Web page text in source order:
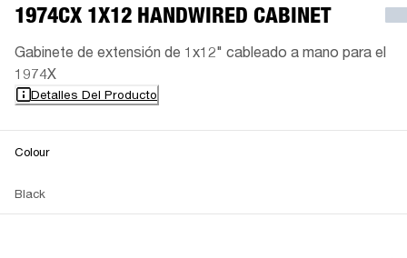
1974CX 1X12 HANDWIRED CABINET
Gabinete de extensión de 1x12" cableado a mano para el
1974X
Detalles Del Producto
Colour
Black